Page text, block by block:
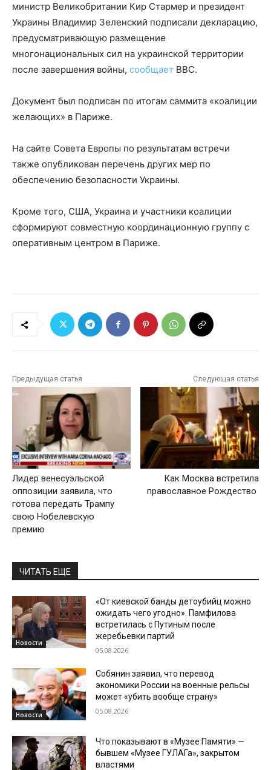
министр Великобритании Кир Стармер и президент
Украины Владимир Зеленский подписали декларацию,
предусматривающую размещение
многонациональных сил на украинской территории
после завершения войны, сообщает BBC.
Документ был подписан по итогам саммита «коалиции
желающих» в Париже.
На сайте Совета Европы по результатам встречи
также опубликован перечень других мер по
обеспечению безопасности Украины.
Кроме того, США, Украина и участники коалиции
сформируют совместную координационную группу с
оперативным центром в Париже.
Предыдущая статья
Лидер венесуэльской
оппозиции заявила, что
готова передать Трампу
свою Нобелевскую
премию
Следующая статья
Как Москва встретила
православное Рождество
ЧИТАТЬ ЕЩЕ
Новости
«От киевской банды детоубийц можно
ожидать чего угодно». Памфилова
встретилась с Путиным после
жеребьевки партий
05.08.2026
Новости
Собянин заявил, что перевод
экономики России на военные рельсы
может «убить вообще страну»
05.08.2026
Что показывают в «Музее Памяти» —
бывшем «Музее ГУЛАГа», закрытом
властями